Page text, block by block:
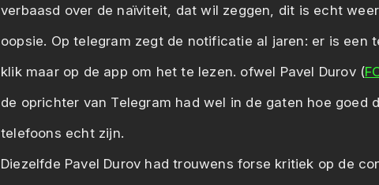
verbaasd over de naïviteit, dat wil zeggen, dit is echt weer
oopsie. Op telegram zegt de notificatie al jaren: er is een
klik maar op de app om het te lezen. ofwel Pavel Durov (
de oprichter van Telegram had wel in de gaten hoe goed
telefoons echt zijn.
Diezelfde Pavel Durov had trouwens forse kritiek op de